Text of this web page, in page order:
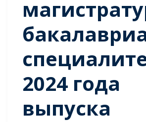
2024 года
выпуска